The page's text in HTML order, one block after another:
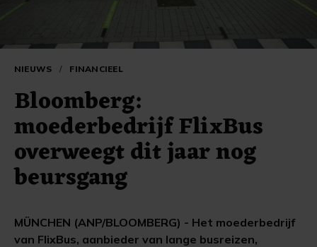
NIEUWS / FINANCIEEL
Bloomberg:
moederbedrijf FlixBus
overweegt dit jaar nog
beursgang
MÜNCHEN (ANP/BLOOMBERG) - Het moederbedrijf
van FlixBus, aanbieder van lange busreizen,